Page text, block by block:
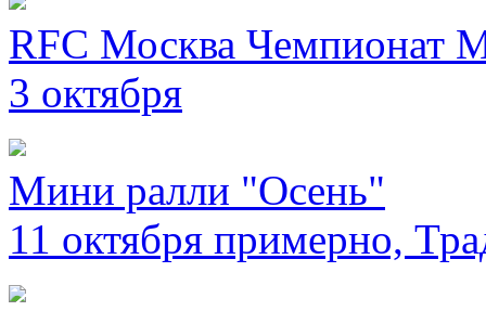
RFC Москва Чемпионат
3 октября
Мини ралли "Осень"
11 октября примерно,